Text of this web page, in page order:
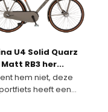
U4 Solid Quarz
RB3 her...
hem niet, deze
heeft een...